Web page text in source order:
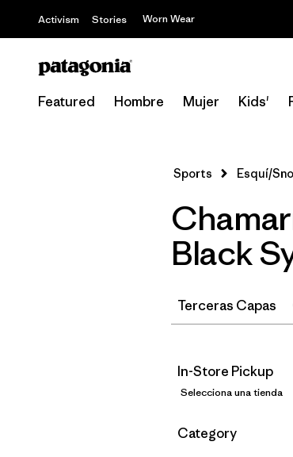
Activism Stories Worn Wear
Featured Hombre Mujer Kids'
Sports Esquí/
Black
Terceras Capas
In-Store Pickup
Selecciona una tienda
Filtrar por
Category